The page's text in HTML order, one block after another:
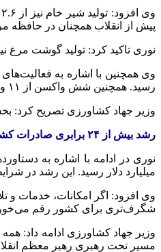
پیش از انقلاب همچنان در حافظه
نوری تاکید کرد: تولید گوشت مرغ نیز از ۱۶۵ هزار تن به حدود سه میلیون تن افزایش
رسید. همچنین شش واکسن از ۱۱ واکسن موجود در سبد واکسیناسیون کشور توسط این مؤسسه تولید شده که نقش مهمی در ریشه‌کنی فلج اطفال و حذف سرخک از ایران داشته است.
وزیر جهاد کشاورزی تصریح کرد:
رشد بیش از ۲۴ برابری صادرات کشاورزی پس از انقلاب
میلیارد دلار رسید. این رشد در
وی افزود: اگر امکانات، خدمات
شگرف‌تری برای کشور رقم
مسیر تحت رهبری رهبر معظم